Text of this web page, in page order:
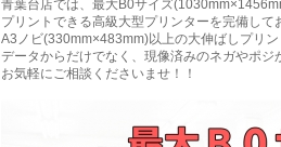
青葉台店では、最大B0サイズ
プリントできる高級大型プリンターを完備して
A3ノビ(330mm×483mm)以上の大伸ばしプリ
データからだけでなく、現像済みのネガやポジ
お気軽にご相談くださいませ！！